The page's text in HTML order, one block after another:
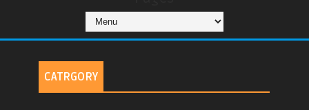
CATRGORY